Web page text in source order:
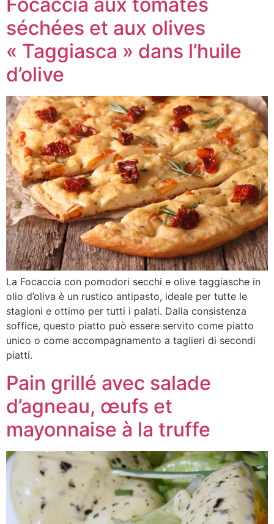
séchées et aux olives
« Taggiasca » dans l’huile
d’olive
La Focaccia con pomodori secchi e olive taggiasche in
olio d’oliva è un rustico antipasto, ideale per tutte le
stagioni e ottimo per tutti i palati. Dalla consistenza
soffice, questo piatto può essere servito come piatto
unico o come accompagnamento a taglieri di secondi
piatti.
Pain grillé avec salade
d’agneau, œufs et
mayonnaise à la truffe